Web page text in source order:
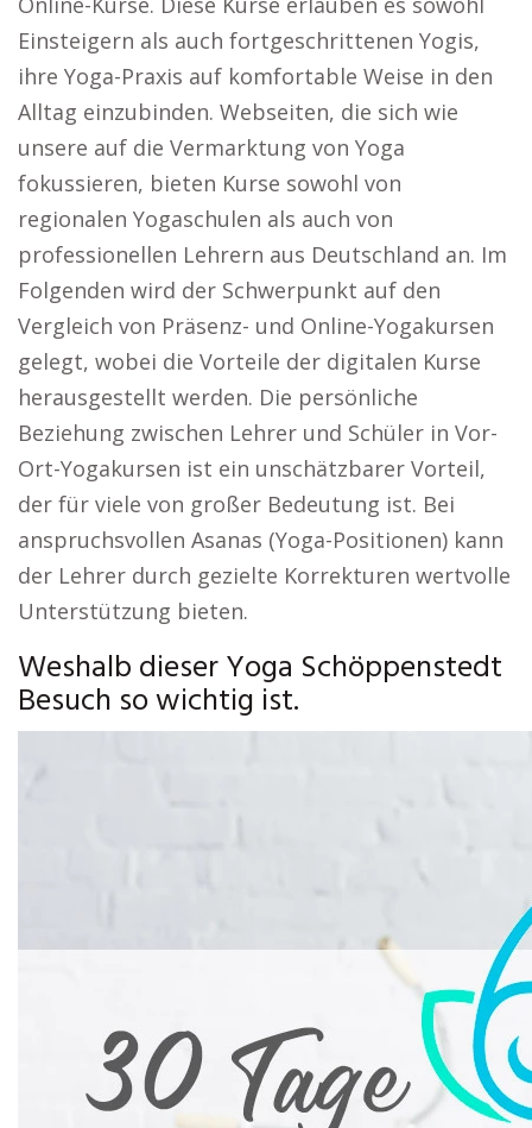
Einsteigern als auch fortgeschrittenen Yogis,
ihre Yoga-Praxis auf komfortable Weise in den
Alltag einzubinden. Webseiten, die sich wie
unsere auf die Vermarktung von Yoga
fokussieren, bieten Kurse sowohl von
regionalen Yogaschulen als auch von
professionellen Lehrern aus Deutschland an. Im
Folgenden wird der Schwerpunkt auf den
Vergleich von Präsenz- und Online-Yogakursen
gelegt, wobei die Vorteile der digitalen Kurse
herausgestellt werden. Die persönliche
Beziehung zwischen Lehrer und Schüler in Vor-
Ort-Yogakursen ist ein unschätzbarer Vorteil,
der für viele von großer Bedeutung ist. Bei
anspruchsvollen Asanas (Yoga-Positionen) kann
der Lehrer durch gezielte Korrekturen wertvolle
Unterstützung bieten.
Weshalb dieser Yoga Schöppenstedt
Besuch so wichtig ist.